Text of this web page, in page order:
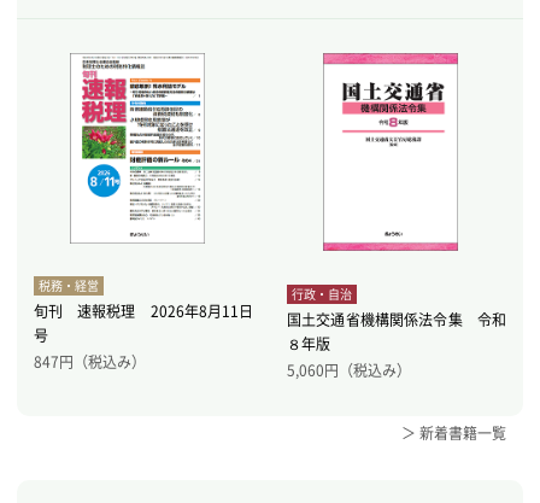
税務・経営
旬刊 速報税理 2026年8月11日
号
847円（税込み）
行政・自治
国土交通省機構関係法令集 令和
８年版
5,060円（税込み）
＞ 新着書籍一覧